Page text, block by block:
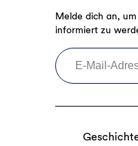
Melde dich an,
informiert zu
E-Mail-Adresse eingeben